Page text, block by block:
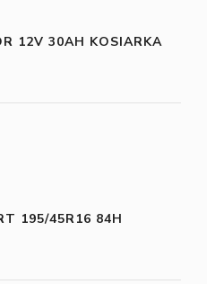
12V 30AH KOSIARKA
195/45R16 84H